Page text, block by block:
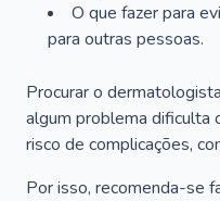
O que fazer para
para outras pessoas.
Procurar o
algum problema dificulta
risco de complicações,
Por isso, recomenda-se